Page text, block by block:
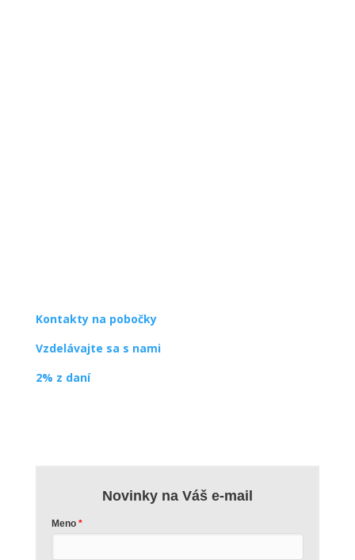
Kontakty na pobočky
Vzdelávajte sa s nami
2% z daní
Novinky na Váš e-mail
Meno